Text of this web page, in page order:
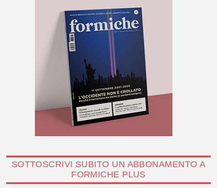
SOTTOSCRIVI SUBITO UN ABBONAMENTO A
FORMICHE PLUS